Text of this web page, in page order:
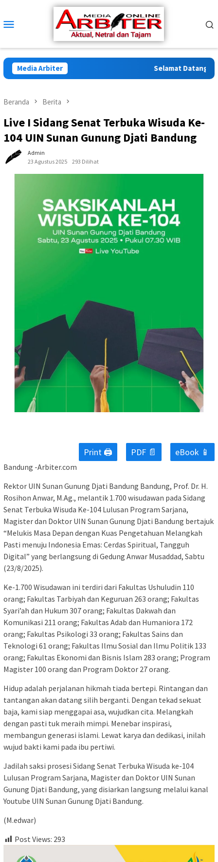
konten
Mobile
Media Arbiter Selamat Datang di
Beranda Berita
Live I Sidang Senat Terbuka Wisuda Ke-
104 UIN Sunan Gunung Djati Bandung
Admin
23 Agustus 2025
293 Dilihat
Print 🖨 PDF 📄 eBook 📱
Bandung -Arbiter.com
Rektor UIN Sunan Gunung Djati Bandung Bandung, Prof. Dr. H.
Rosihon Anwar, M.Ag., melantik 1.700 wisudawan pada Sidang
Senat Terbuka Wisuda Ke-104 Lulusan Program Sarjana,
Magister dan Doktor UIN Sunan Gunung Djati Bandung bertajuk
“Melukis Masa Depan dengan Kuas Pengetahuan Melangkah
Pasti menuju Indonesia Emas: Cerdas Spiritual, Tangguh
Digital” yang berlangsung di Gedung Anwar Musaddad, Sabtu
(23/8/2025).
Ke-1.700 Wisudawan ini terdiri dari Fakultas Ushuludin 110
orang; Fakultas Tarbiyah dan Keguruan 263 orang; Fakultas
Syari’ah dan Hukum 307 orang; Fakultas Dakwah dan
Komunikasi 211 orang; Fakultas Adab dan Humaniora 172
orang; Fakultas Psikologi 33 orang; Fakultas Sains dan
Teknologi 61 orang; Fakultas Ilmu Sosial dan Ilmu Politik 133
orang; Fakultas Ekonomi dan Bisnis Islam 283 orang; Program
Magister 100 orang dan Program Doktor 27 orang.
Hidup adalah perjalanan hikmah tiada bertepi. Rintangan dan
tantangan akan datang silih berganti. Dengan tekad sekuat
baja, kami siap menggapai asa, wujudkan cita. Melangkah
dengan pasti tuk meraih mimpi. Menebar inspirasi,
membangun generasi islami. Lewat karya dan dedikasi, inilah
wujud bakti kami pada ibu pertiwi.
Jadilah saksi prosesi Sidang Senat Terbuka Wisuda ke-104
Lulusan Program Sarjana, Magister dan Doktor UIN Sunan
Gunung Djati Bandung, yang disiarkan langsung melalui kanal
Youtube UIN Sunan Gunung Djati Bandung.
(M.edwar)
Post Views: 293